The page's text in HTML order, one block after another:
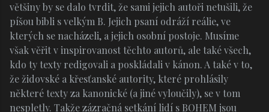
většiny by se dalo tvrdit, že sami jejich autoři netušili, že
píšou bibli s velkým B. Jejich psaní odráží reálie, ve
kterých se nacházeli, a jejich osobní postoje. Musíme
však věřit v inspirovanost těchto autorů, ale také všech,
kdo ty texty redigovali a poskládali v kánon. A také v to,
že židovské a křesťanské autority, které prohlásily
některé texty za kanonické (a jiné vyloučily), se v tom
nespletly. Takže zázračná setkání lidí s BOHEM jsou